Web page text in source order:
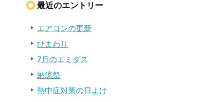
最近のエントリー
エアコンの更新
ひまわり
7月のエミダス
納涼祭
熱中症対策の日よけ